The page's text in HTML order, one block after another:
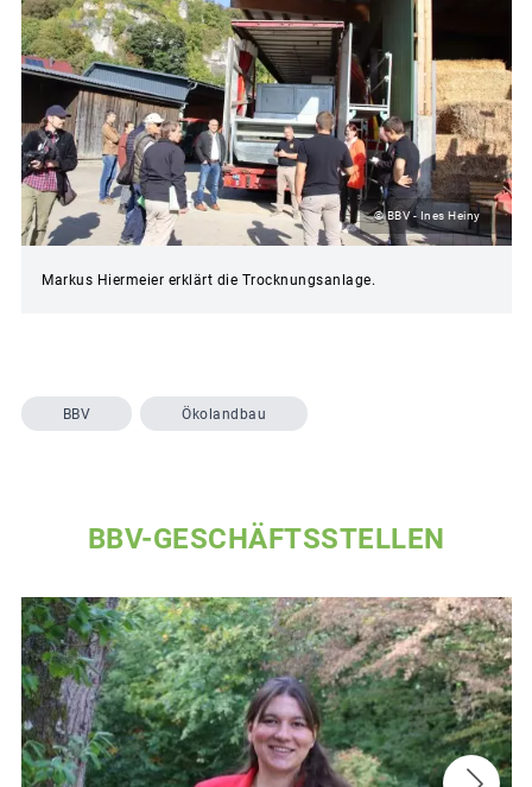
© BBV - Ines Heiny
Markus Hiermeier erklärt die Trocknungsanlage.
BBV Ökolandbau
BBV-GESCHÄFTSSTELLEN